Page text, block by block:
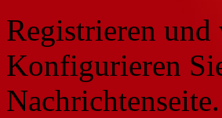
Registrieren
Konfigurieren
Nachrichtenseite.